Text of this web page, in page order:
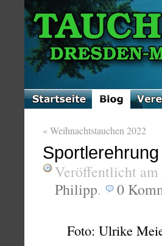
«Weihnachtstauchen 2022
Veröffentlicht am
Philipp. 0
Foto: Ulrike